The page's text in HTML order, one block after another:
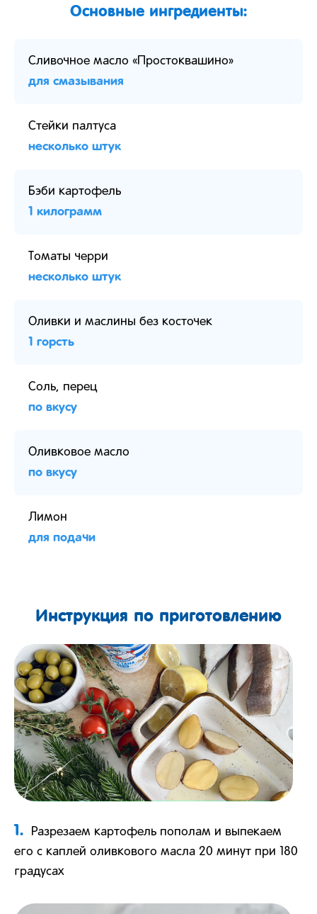
Основные ингредиенты:
Сливочное масло «Простоквашино»
для смазывания
Стейки палтуса
несколько штук
Бэби картофель
1 килограмм
Томаты черри
несколько штук
Оливки и маслины без косточек
1 горсть
Соль, перец
по вкусу
Оливковое масло
по вкусу
Лимон
для подачи
Инструкция по приготовлению
1.
Разрезаем картофель пополам и выпекаем
его с каплей оливкового масла 20 минут при 180
градусах